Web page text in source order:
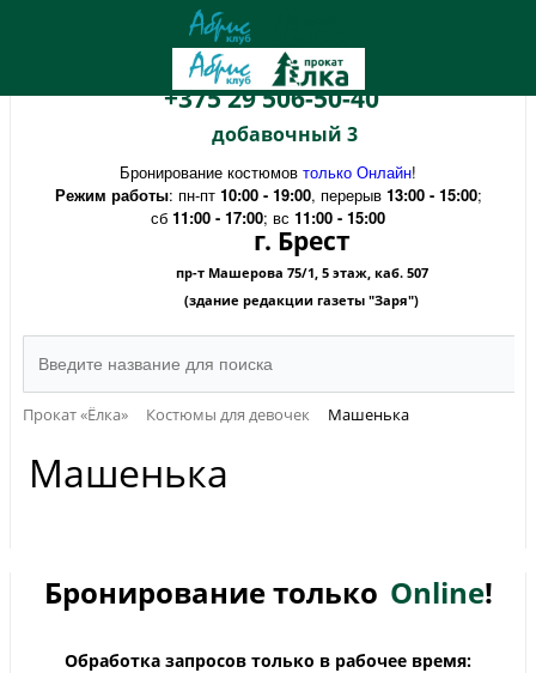
+375 29 506-50-40
добавочный 3
Бронирование костюмов только Онлайн!
Режим работы: пн-пт 10:00 - 19:00, перерыв 13:00 - 15:00;
сб 11:00 - 17:00; вс 11:00 - 15:00
г. Брест
пр-т Машерова 75/1, 5 этаж, каб. 507
(здание редакции газеты "Заря")
Прокат «Ёлка» Костюмы для девочек Машенька
Машенька
Бронирование только Online!
Обработка запросов только в рабочее время: